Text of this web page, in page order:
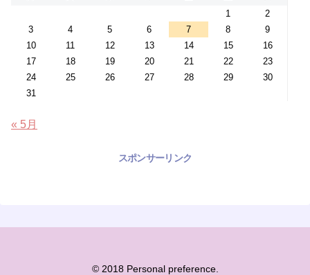
1
2
3
4 5 6 7 8
9
10
11 12 13 14 15
16
17
18 19 20 21 22
23
24
25 26 27 28 29
30
31
« 5月
スポンサーリンク
© 2018 Personal preference.